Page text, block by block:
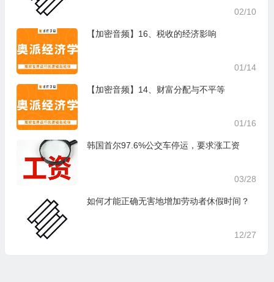
02/10
【加密音频】16、税收的经济影响
01/14
【加密音频】14、财富分配与不平等
01/16
韩国首尔97.6%公交车停运，要求涨工资
03/28
如何才能正确无害地增加劳动者休假时间？
12/27